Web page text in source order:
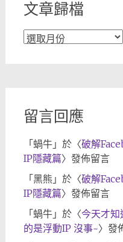
文章歸檔
文
留言回應
「 蝸牛」於〈破解
IP隱藏篇〉發佈留言
「 黑熊 」於〈破解
IP隱藏篇〉發佈留言
「 蝸牛」於〈今天才知
的是浮動IP 沒事~〉發